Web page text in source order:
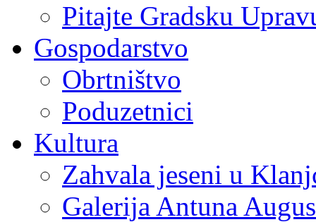
Pitajte Gradsku
Gospodarstvo
Obrtništvo
Poduzetnici
Kultura
Zahvala jeseni u
Galerija Antuna